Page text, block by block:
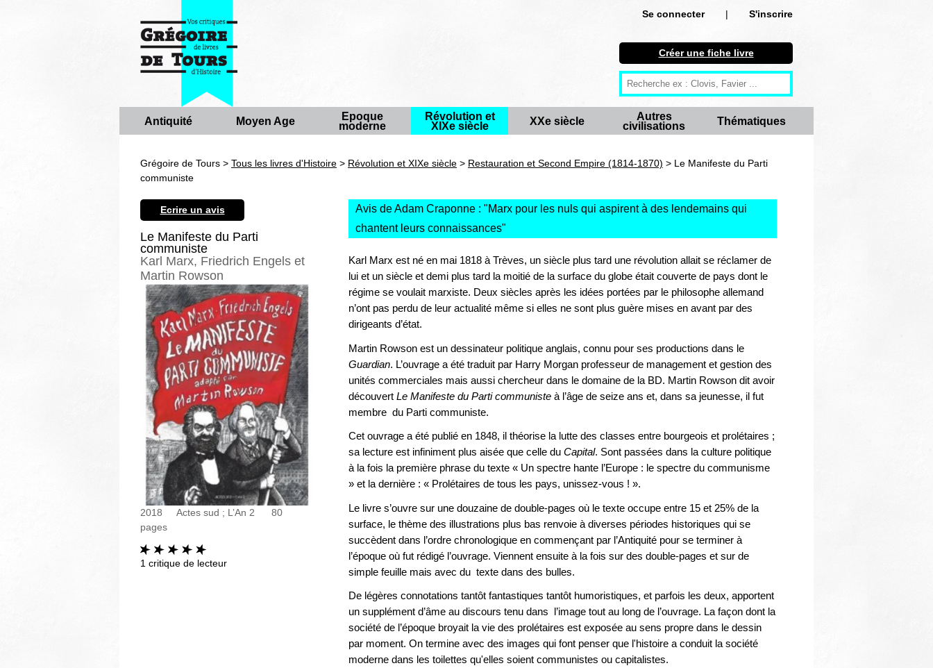
Se connecter |
S'inscrire
S'inscrire
Créer une fiche livre
Antiquité
Moyen Age
Autres civilisations
Thématiques
Créer une fiche livre
Antiquité Moyen Age
Epoque
moderne
Révolution et
XIXe siècle
XXe siècle
Autres
civilisations
Thématiques
Grégoire de Tours > Tous les livres d'Histoire > Révolution et XIXe siècle > Restauration et Second Empire (1814-1870) > Le Manifeste du Parti
communiste
Ecrire un avis
Le Manifeste du Parti
communiste
Karl Marx, Friedrich Engels et
Martin Rowson
2018 Actes sud ; L’An 2
80
pages
1 critique de lecteur
Avis de Adam Craponne : "Marx pour les nuls qui aspirent à des lendemains qui
chantent leurs connaissances"
Karl Marx est né en mai 1818 à Trèves, un siècle plus tard une révolution allait se réclamer de
lui et un siècle et demi plus tard la moitié de la surface du globe était couverte de pays dont le
régime se voulait marxiste. Deux siècles après les idées portées par le philosophe allemand
n’ont pas perdu de leur actualité même si elles ne sont plus guère mises en avant par des
dirigeants d’état.
Martin Rowson est un dessinateur politique anglais, connu pour ses productions dans le
Guardian. L’ouvrage a été traduit par Harry Morgan professeur de management et gestion des
unités commerciales mais aussi chercheur dans le domaine de la BD. Martin Rowson dit avoir
découvert Le Manifeste du Parti communiste à l’âge de seize ans et, dans sa jeunesse, il fut
membre du Parti communiste.
Cet ouvrage a été publié en 1848, il théorise la lutte des classes entre bourgeois et prolétaires ;
sa lecture est infiniment plus aisée que celle du Capital. Sont passées dans la culture politique
à la fois la première phrase du texte « Un spectre hante l’Europe : le spectre du communisme
» et la dernière : « Prolétaires de tous les pays, unissez-vous ! ».
Le livre s’ouvre sur une douzaine de double-pages où le texte occupe entre 15 et 25% de la
surface, le thème des illustrations plus bas renvoie à diverses périodes historiques qui se
succèdent dans l’ordre chronologique en commençant par l’Antiquité pour se terminer à
l’époque où fut rédigé l’ouvrage. Viennent ensuite à la fois sur des double-pages et sur de
simple feuille mais avec du texte dans des bulles.
De légères connotations tantôt fantastiques tantôt humoristiques, et parfois les deux, apportent
un supplément d’âme au discours tenu dans l’image tout au long de l’ouvrage. La façon dont la
société de l’époque broyait la vie des prolétaires est exposée au sens propre dans le dessin
par moment. On termine avec des images qui font penser que l'histoire a conduit la société
moderne dans les toilettes qu'elles soient communistes ou capitalistes.